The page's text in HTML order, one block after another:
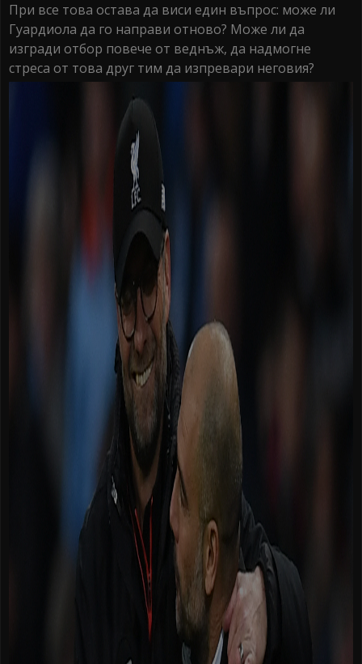
При все това остава да виси един въпрос: може ли
Гуардиола да го направи отново? Може ли да
изгради отбор повече от веднъж, да надмогне
стреса от това друг тим да изпревари неговия?